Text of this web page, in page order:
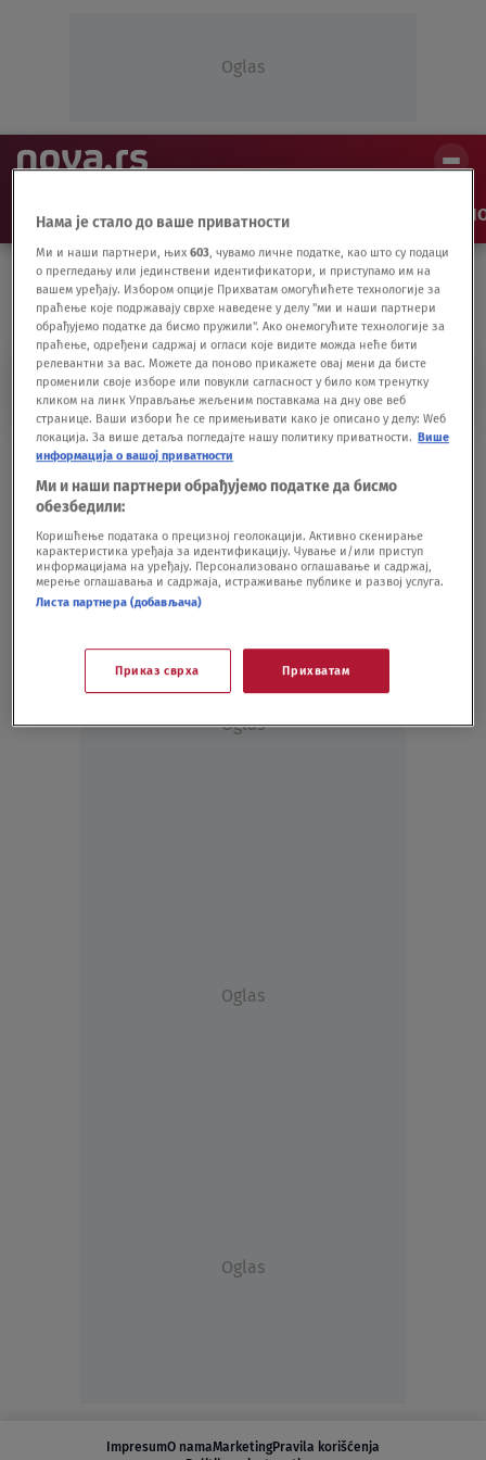
Oglas
NAJNOVIJE VESTI SHOW
TRENER ZVEZDE
Stankovićeva prekretnica - Ima sve, ali
nema derbi
Stanković: Raduje pristup, Zvezda računa
na svoju decu
FUDBAL23.05.20.
Oglas
Oglas
Oglas
ImpresumO namaMarketingPravila korišćenja
Нама је стало до ваше приватности
Ми и наши партнери, њих603, чувамо личне податке, као што су подаци
о прегледању или јединствени идентификатори, и приступамо им на
вашем уређају. Избором опције Прихватам омогућићете технологије за
праћење које подржавају сврхе наведене у делу "ми и наши партнери
обрађујемо податке да бисмо пружили". Ако онемогућите технологије за
праћење, одређени садржај и огласи које видите можда неће бити
релевантни за вас. Можете да поново прикажете овај мени да бисте
променили своје изборе или повукли сагласност у било ком тренутку
кликом на линк Управљање жељеним поставкама на дну ове веб
странице. Ваши избори ће се примењивати како је описано у делу: Wеб
локација. За више детаља погледајте нашу политику приватности. Више
информација о вашој приватности
Ми и наши партнери обрађујемо податке да бисмо
обезбедили:
Коришћење података о прецизној геолокацији. Активно скенирање
карактеристика уређаја за идентификацију. Чување и/или приступ
информацијама на уређају. Персонализовано оглашавање и садржај,
мерење оглашавања и садржаја, истраживање публике и развој услуга.
Листа партнера (добављача)
Приказ сврха Прихватам